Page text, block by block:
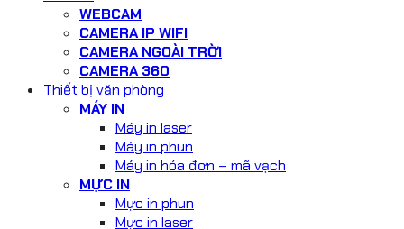
WEBCAM
CAMERA IP WIFI
CAMERA NGOÀI TRỜI
CAMERA 360
Thiết bị văn phòng
MÁY IN
Máy in laser
Máy in phun
Máy in hóa đơn – mã vạch
MỰC IN
Mực in phun
Mực in laser